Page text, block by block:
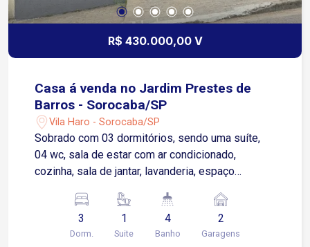
R$ 430.000,00 V
Casa á venda no Jardim Prestes de
Barros - Sorocaba/SP
Vila Haro - Sorocaba/SP
Sobrado com 03 dormitórios, sendo uma suíte,
04 wc, sala de estar com ar condicionado,
cozinha, sala de jantar, lavanderia, espaço
coberta, portão automático, 01 dormitório com
sacada, quarto (suíte) de casal com móveis
modulados, área construída de 250,00, terreno
3
Dorm.
1
Suite
4
Banho
2
Garagens